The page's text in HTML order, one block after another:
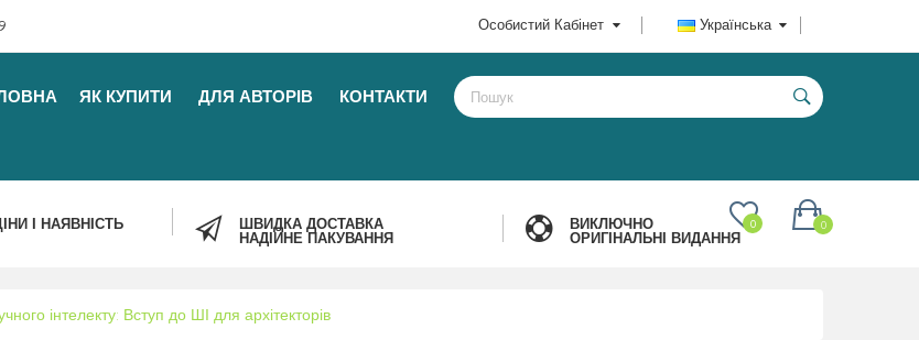
Українська
Особистий Кабінет
ЯК КУПИТИ ДЛЯ АВТОРІВ КОНТАКТИ
І НАЯВНІСТЬ
ШВИДКА ДОСТАВКА
НАДІЙНЕ ПАКУВАННЯ
ВИКЛЮЧНО
ОРИГІНАЛЬНІ ВИДАННЯ
0
0
інтелекту: Вступ до ШІ для архітекторів